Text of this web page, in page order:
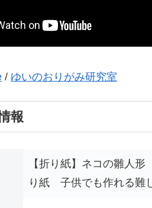
/ ゆいのおりがみ研究室
報
【折り紙】ネコの雛人
り紙 子供でも作れる難